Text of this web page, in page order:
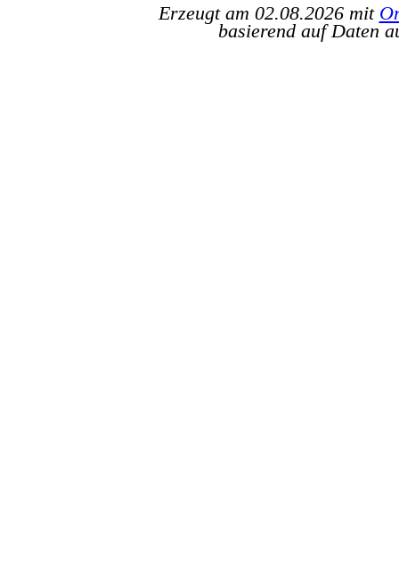
Erzeugt am 02.08.2026 mit
basierend auf Daten